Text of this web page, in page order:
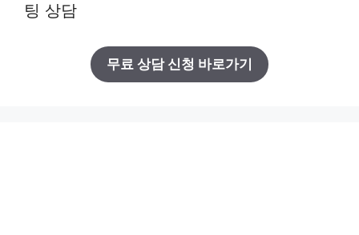
팅 상담
무료 상담 신청 바로가기